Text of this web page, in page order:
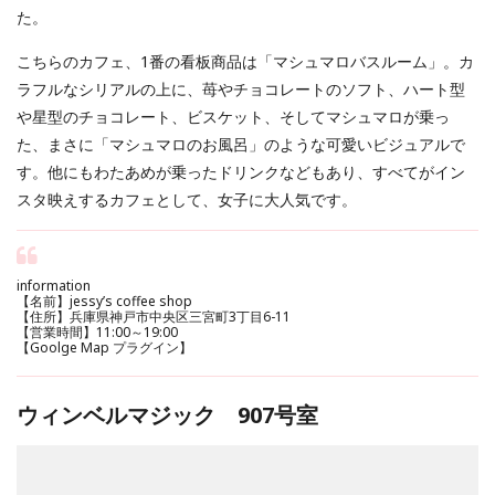
た。
こちらのカフェ、1番の看板商品は「マシュマロバスルーム」。カ
ラフルなシリアルの上に、苺やチョコレートのソフト、ハート型
や星型のチョコレート、ビスケット、そしてマシュマロが乗っ
た、まさに「マシュマロのお風呂」のような可愛いビジュアルで
す。他にもわたあめが乗ったドリンクなどもあり、すべてがイン
スタ映えするカフェとして、女子に大人気です。
information
【名前】jessy’s coffee shop
【住所】兵庫県神戸市中央区三宮町3丁目6-11
【営業時間】11:00～19:00
【Goolge Map プラグイン】
ウィンベルマジック 907号室